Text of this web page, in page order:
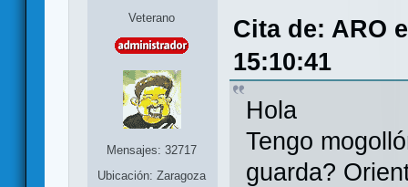
Veterano
Mensajes: 32717
Ubicación: Zaragoza
Cita de: ARO
15:10:41
Hola
Tengo
guarda?